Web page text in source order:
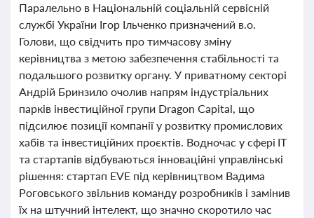
Паралельно в Національній соціальній сервісній
службі України Ігор Ільченко призначений в.о.
Голови, що свідчить про тимчасову зміну
керівництва з метою забезпечення стабільності та
подальшого розвитку органу. У приватному секторі
Андрій Бринзило очолив напрям індустріальних
парків інвестиційної групи Dragon Capital, що
підсилює позиції компанії у розвитку промислових
хабів та інвестиційних проєктів. Водночас у сфері ІТ
та стартапів відбуваються інноваційні управлінські
рішення: стартап EVE під керівництвом Вадима
Роговського звільнив команду розробників і замінив
їх на штучний інтелект, що значно скоротило час